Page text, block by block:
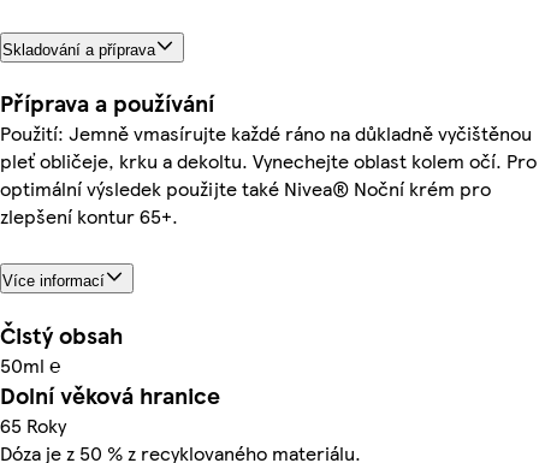
Skladování a příprava
Příprava a používání
Použití: Jemně vmasírujte každé ráno na důkladně vyčištěnou
pleť obličeje, krku a dekoltu. Vynechejte oblast kolem očí. Pro
optimální výsledek použijte také Nivea® Noční krém pro
zlepšení kontur 65+.
Více informací
Čistý obsah
50ml ℮
Dolní věková hranice
65 Roky
Dóza je z 50 % z recyklovaného materiálu.